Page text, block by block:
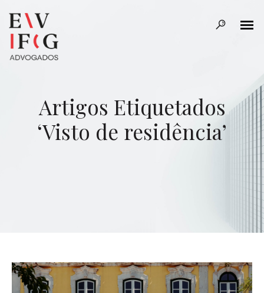
Artigos Etiquetados
‘Visto de residência’